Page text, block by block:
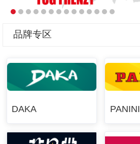
品牌专区
DAKA PANINI